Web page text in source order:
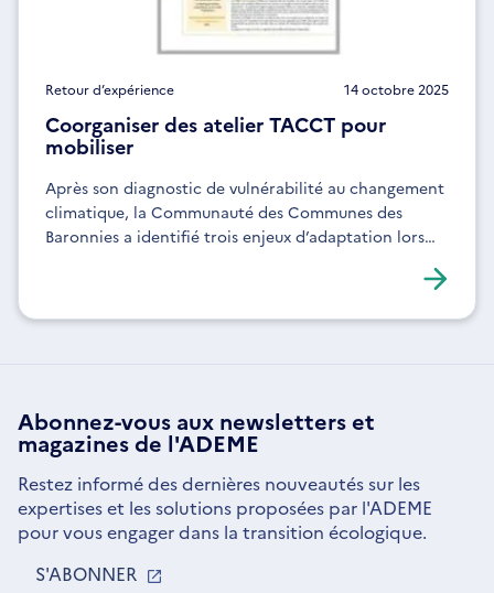
Retour d’expérience 14 octobre 2025
Coorganiser des atelier TACCT pour
mobiliser
Après son diagnostic de vulnérabilité au changement
climatique, la Communauté des Communes des
Baronnies a identifié trois enjeux d’adaptation lors
Abonnez-vous aux newsletterset
magazines de l'ADEME
Restez informé des dernières nouveautés sur les
expertises et les solutions proposées par l'ADEME
pour vous engager dans la transition écologique.
S'ABONNER